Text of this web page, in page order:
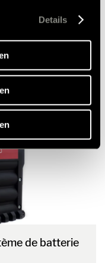
Betrieb der
Details
de batterie